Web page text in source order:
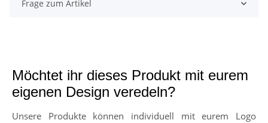
Frage zum Artikel
Möchtet ihr dieses Produkt mit eurem
eigenen Design veredeln?
Unsere Produkte können individuell mit eurem Logo